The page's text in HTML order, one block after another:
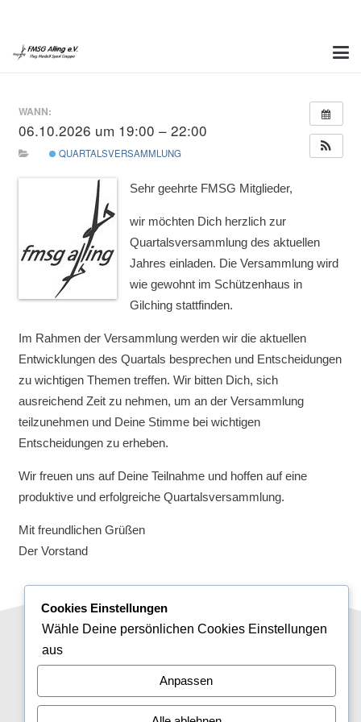
WANN:
06.10.2026 um 19:00 – 22:00
QUARTALSVERSAMMLUNG
Sehr geehrte FMSG Mitglieder,
wir möchten Dich herzlich zur
Quartalsversammlung des aktuellen
Jahres einladen. Die Versammlung wird
wie gewohnt im Schützenhaus in
Gilching stattfinden.
Im Rahmen der Versammlung werden wir die aktuellen
Entwicklungen des Quartals besprechen und Entscheidungen
zu wichtigen Themen treffen. Wir bitten Dich, sich
ausreichend Zeit zu nehmen, um an der Versammlung
teilzunehmen und Deine Stimme bei wichtigen
Entscheidungen zu erheben.
Wir freuen uns auf Deine Teilnahme und hoffen auf eine
produktive und erfolgreiche Quartalsversammlung.
Mit freundlichen Grüßen
Der Vorstand
mailKontakt
Datenschutzerklärung
Cookies Einstellungen
Wähle Deine persönlichen Cookies Einstellungen
aus
Anpassen